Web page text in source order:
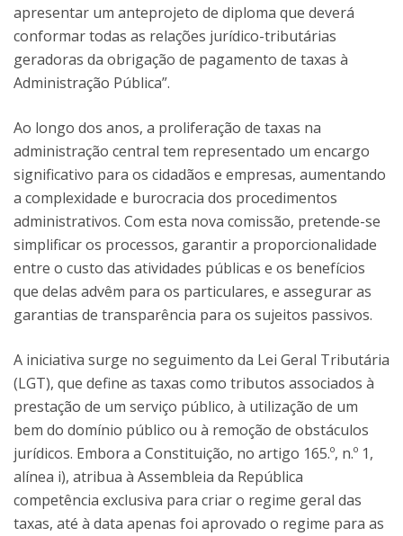
apresentar um anteprojeto de diploma que deverá
conformar todas as relações jurídico-tributárias
geradoras da obrigação de pagamento de taxas à
Administração Pública”.
Ao longo dos anos, a proliferação de taxas na
administração central tem representado um encargo
significativo para os cidadãos e empresas, aumentando
a complexidade e burocracia dos procedimentos
administrativos. Com esta nova comissão, pretende-se
simplificar os processos, garantir a proporcionalidade
entre o custo das atividades públicas e os benefícios
que delas advêm para os particulares, e assegurar as
garantias de transparência para os sujeitos passivos.
A iniciativa surge no seguimento da Lei Geral Tributária
(LGT), que define as taxas como tributos associados à
prestação de um serviço público, à utilização de um
bem do domínio público ou à remoção de obstáculos
jurídicos. Embora a Constituição, no artigo 165.º, n.º 1,
alínea i), atribua à Assembleia da República
competência exclusiva para criar o regime geral das
taxas, até à data apenas foi aprovado o regime para as